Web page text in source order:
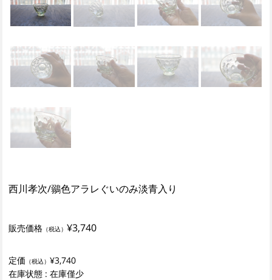
西川孝次/鶸色アラレぐいのみ淡青入り
販売価格 （税込） ¥3,740
定価 （税込） ¥3,740
在庫状態 : 在庫僅少